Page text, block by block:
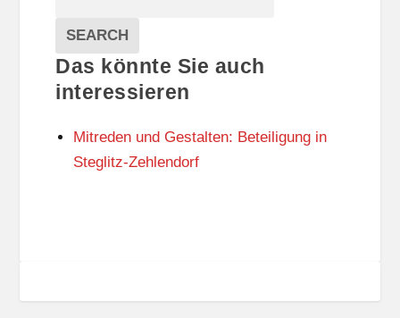
A
L
T
U
N
S
O
E
G
O
R
N
Veranstaltungen
SEARCH
Das könnte Sie auch
interessieren
Mitreden und Gestalten: Beteiligung in
Steglitz-Zehlendorf